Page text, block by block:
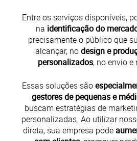
Entre os serviços disponíveis,
na identificação do
precisamente o público que
alcançar, nodesign e
personalizados, no envio
Essas soluções são
gestores de pequenas e
buscam estratégias de
personalizadas. Ao utilizar
direta, sua empresa pode